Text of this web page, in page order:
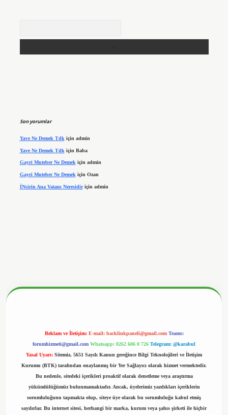
Son yorumlar
Yave Ne Demek Tdk için admin
Yave Ne Demek Tdk için Baba
Gayri Muteber Ne Demekiçin admin
Gayri Muteber Ne Demek için Ozan
İNcirin Ana Vatanı Neresidiriçin admin
Reklam ve İletişim: E-mail: backlinkpaneli@gmail.com Teams:
forumhizmeti@gmail.com Whatsapp: 0262 606 0 726 Telegram: @karabul
Yasal Uyarı: Sitemiz, 5651 Sayılı Kanun gereğince Bilgi Teknolojileri ve İletişim
Kurumu (BTK) tarafından onaylanmış bir Yer Sağlayıcı olarak hizmet vermektedir.
Bu nedenle, sitedeki içerikleri proaktif olarak denetleme veya araştırma
yükümlülüğümüz bulunmamaktadır. Ancak, üyelerimiz yazdıkları içeriklerin
sorumluluğunu taşımakta olup, siteye üye olarak bu sorumluluğu kabul etmiş
sayılırlar. Bu internet sitesi, herhangi bir marka, kurum veya şahıs şirketi ile hiçbir